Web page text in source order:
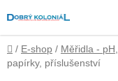
na
obsah
Domů
/ E-shop / Měřidla -
papírky, příslušenství